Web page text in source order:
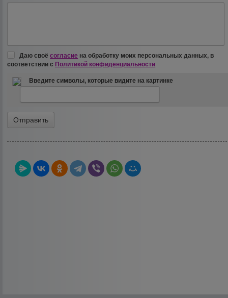
Даю своёсогласие на обработку моих персональных данных, в
соответствии с Политикой конфиденциальности
Введите символы, которые видите на картинке